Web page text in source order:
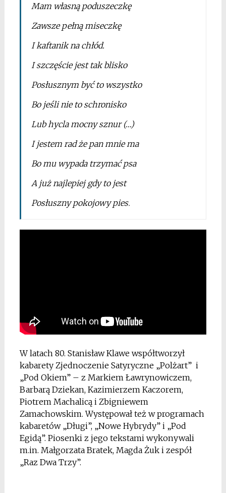
Mam własną poduszeczkę
Zawsze pełną miseczkę
I kaftanik na chłód.
I szczęście jest tak blisko
Posłusznym być to wszystko
Bo jeśli nie to schronisko
Lub hycla mocny sznur (…)
I jestem rad że pan mnie ma
Bo mu wypada trzymać psa
A już najlepiej gdy to jest
Posłuszny pokojowy pies.
W latach 80. Stanisław Klawe współtworzył
kabarety Zjednoczenie Satyryczne „Polżart” i
„Pod Okiem” – z Markiem Ławrynowiczem,
Barbarą Dziekan, Kazimierzem Kaczorem,
Piotrem Machalicą i Zbigniewem
Zamachowskim. Występował też w programach
kabaretów „Długi”, „Nowe Hybrydy” i „Pod
Egidą”. Piosenki z jego tekstami wykonywali
m.in. Małgorzata Bratek, Magda Żuk i zespół
„Raz Dwa Trzy”.